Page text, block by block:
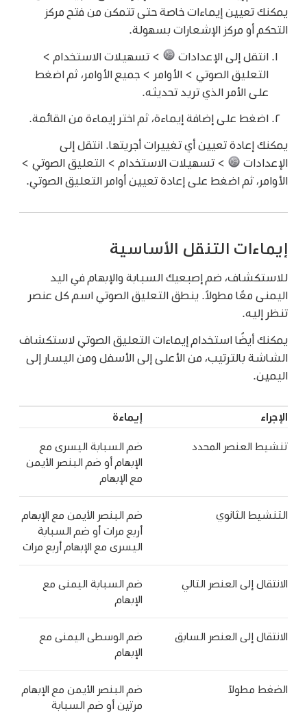
يمكنك تعيين إيماءات خاصة حتى تتمكن من فتح مركز
التحكم أو مركز الإشعارات بسهولة.
انتقل إلى الإعدادات
> تسهيلات الاستخدام >
التعليق الصوتي > الأوامر > جميع الأوامر، ثم اضغط
على الأمر الذي تريد تحديثه.
اضغط على إضافة إيماءة، ثم اختر إيماءة من القائمة.
يمكنك إعادة تعيين أي تغييرات أجريتها. انتقل إلى
الإعدادات
> تسهيلات الاستخدام > التعليق الصوتي >
الأوامر، ثم اضغط على إعادة تعيين أوامر التعليق الصوتي.
إيماءات التنقل الأساسية
للاستكشاف، ضم إصبعيك السبابة والإبهام في اليد
اليمنى معًا مطولاً. ينطق التعليق الصوتي اسم كل عنصر
تنظر إليه.
يمكنك أيضًا استخدام إيماءات التعليق الصوتي لاستكشاف
الشاشة بالترتيب، من الأعلى إلى الأسفل ومن اليسار إلى
اليمين.
الإجراء إيماءة
تنشيط العنصر المحدد
ضم السبابة اليسرى مع
الإبهام أو ضم البنصر الأيمن
مع الإبهام
التنشيط الثانوي
ضم البنصر الأيمن مع الإبهام
أربع مرات أو ضم السبابة
اليسرى مع الإبهام أربع مرات
الانتقال إلى العنصر التالي
ضم السبابة اليمنى مع
الإبهام
الانتقال إلى العنصر السابق
ضم الوسطى اليمنى مع
الإبهام
الضغط مطولاً
ضم البنصر الأيمن مع الإبهام
مرتين أو ضم السبابة